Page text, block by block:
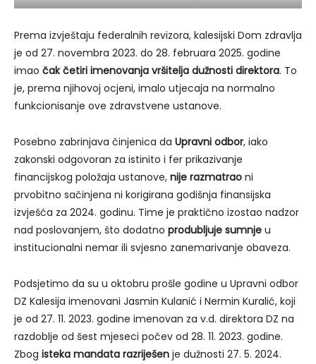
Prema izvještaju federalnih revizora, kalesijski Dom zdravlja
je od 27. novembra 2023. do 28. februara 2025. godine
imao čak četiri imenovanja vršitelja dužnosti direktora. To
je, prema njihovoj ocjeni, imalo utjecaja na normalno
funkcionisanje ove zdravstvene ustanove.
Posebno zabrinjava činjenica da Upravni odbor, iako
zakonski odgovoran za istinito i fer prikazivanje
financijskog položaja ustanove, nije razmatrao ni
prvobitno sačinjena ni korigirana godišnja finansijska
izvješća za 2024. godinu. Time je praktično izostao nadzor
nad poslovanjem, što dodatno produbljuje sumnje u
institucionalni nemar ili svjesno zanemarivanje obaveza.
Podsjetimo da su u oktobru prošle godine u Upravni odbor
DZ Kalesija imenovani Jasmin Kulanić i Nermin Kuralić, koji
je od 27. 11. 2023. godine imenovan za v.d. direktora DZ na
razdoblje od šest mjeseci počev od 28. 11. 2023. godine.
Zbog isteka mandata razriješen je dužnosti 27. 5. 2024.